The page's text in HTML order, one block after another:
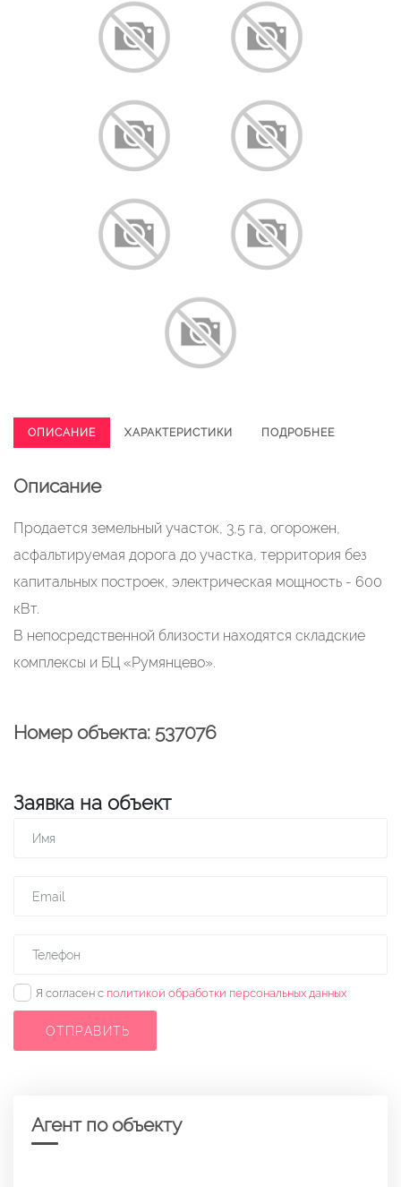
ОПИСАНИЕ ХАРАКТЕРИСТИКИ ПОДРОБНЕЕ
Описание
Продается земельный участок, 3,5 га, огорожен,
асфальтируемая дорога до участка, территория без
капитальных построек, электрическая мощность - 600
кВт.
В непосредственной близости находятся складские
комплексы и БЦ «Румянцево».
Номер объекта: 537076
Заявка на объект
✓ Я согласен с политикой обработки персональных данных
ОТПРАВИТЬ
Агент по объекту